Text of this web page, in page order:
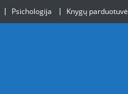
Psichologija Knygų parduotuvė